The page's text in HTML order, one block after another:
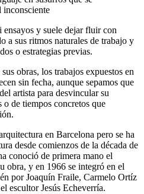
inconsciente
y suele dejar fluir con
a sus ritmos naturales de trabajo y
o estrategias previas.
obras, los trabajos expuestos en
sin fecha, aunque sepamos que
artista para desvincular su
de tiempos concretos que
en Barcelona pero se ha
desde comienzos de la década de
conoció de primera mano el
obra, y en 1966 se integró en el
por Joaquín Fraile, Carmelo Ortíz
escultor Jesús Echeverría.